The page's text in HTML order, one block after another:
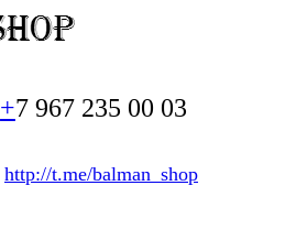
+7 967 235 00 03
http://t.me/balman_shop